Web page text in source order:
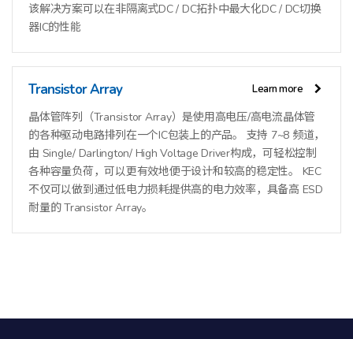
该解决方案可以在非隔离式DC / DC拓扑中最大化DC / DC切换
器IC的性能
Transistor Array Learn more
晶体管阵列（Transistor Array）是使用高电压/高电流晶体管
的各种驱动电路排列在一个IC包装上的产品。 支持 7~8 频道，
由 Single/ Darlington/ High Voltage Driver构成，可轻松控制
各种容量负荷，可以更有效地便于设计和较高的稳定性。 KEC
不仅可以做到通过低电力损耗提供高的电力效率，具备高 ESD
耐量的 Transistor Array。